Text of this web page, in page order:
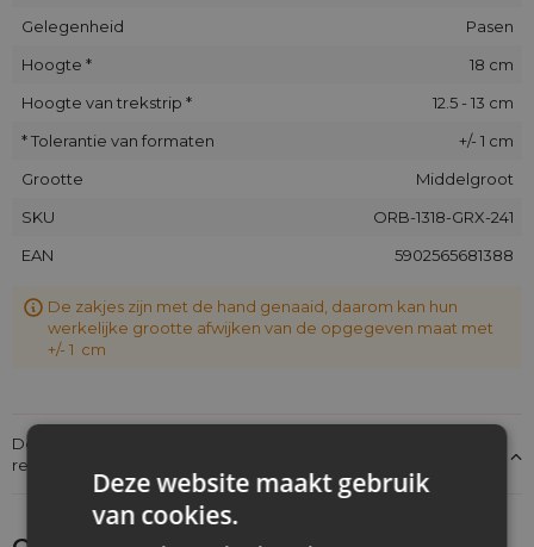
Gelegenheid
Pasen
Hoogte *
18 cm
Hoogte van trekstrip *
12.5 - 13 cm
* Tolerantie van formaten
+/- 1 cm
Grootte
Middelgroot
SKU
ORB-1318-GRX-241
EAN
5902565681388
De zakjes zijn met de hand genaaid, daarom kan hun
werkelijke grootte afwijken van de opgegeven maat met
+/- 1 cm
Details over de conformiteit van het product met de
regelgeving: Productverantwoordelijkheid
Deze website maakt gebruik
van cookies.